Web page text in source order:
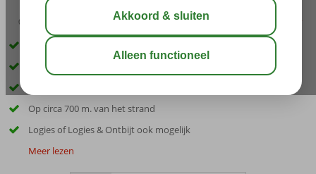
03:05
Inclusief huurauto
Kleinschalig hotel vlak bij Argassi
Op circa 700 m. van het strand
Logies of Logies & Ontbijt ook mogelijk
Meer lezen